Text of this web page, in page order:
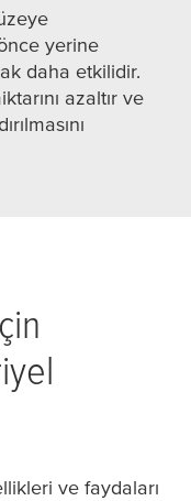
yerine
daha etkilidir.
azaltır ve
ve faydaları